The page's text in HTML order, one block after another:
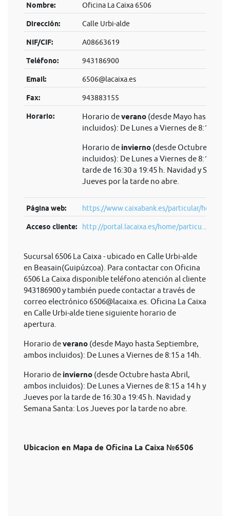
Nombre: Oficina La Caixa 6506
Dirección: Calle Urbi-alde
NIF/CIF: A08663619
Teléfono: 943186900
Email: 6506@lacaixa.es
Fax: 943883155
Horario: Horario deverano(desde Mayo hasta
incluidos): De Lunes a Viernes de 8:15 a
Horario de invierno(desde Octubre hasta
incluidos): De Lunes a Viernes de 8:15 a
tarde de 16:30 a 19:45 h. Navidad y
Jueves por la tarde no abre.
Página web: https://www.caixabank.es/particular/home/
Acceso cliente: http://portal.lacaixa.es/home/particu...
Sucursal 6506 La Caixa - ubicado en Calle Urbi-alde
en Beasain(Guipúzcoa). Para contactar con Oficina
6506 La Caixa disponible teléfono atención al cliente
943186900 y también puede contactar a través de
correo electrónico 6506@lacaixa.es . Oficina La Caixa
en Calle Urbi-alde tiene siguiente horario de
apertura.
Horario deverano (desde Mayo hasta Septiembre,
ambos incluidos): De Lunes a Viernes de 8:15 a 14h.
Horario de invierno (desde Octubre hasta Abril,
ambos incluidos): De Lunes a Viernes de 8:15 a 14 h y
Jueves por la tarde de 16:30 a 19:45 h. Navidad y
Semana Santa: Los Jueves por la tarde no abre.
Ubicacion en Mapa de Oficina La Caixa №6506